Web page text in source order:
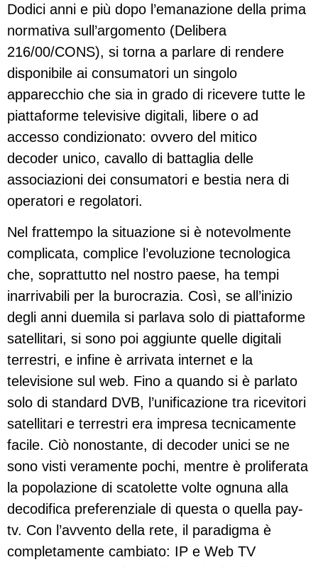
Dodici anni e più dopo l’emanazione della prima
normativa sull’argomento (Delibera
216/00/CONS), si torna a parlare di rendere
disponibile ai consumatori un singolo
apparecchio che sia in grado di ricevere tutte le
piattaforme televisive digitali, libere o ad
accesso condizionato: ovvero del mitico
decoder unico, cavallo di battaglia delle
associazioni dei consumatori e bestia nera di
operatori e regolatori.
Nel frattempo la situazione si è notevolmente
complicata, complice l’evoluzione tecnologica
che, soprattutto nel nostro paese, ha tempi
inarrivabili per la burocrazia. Così, se all’inizio
degli anni duemila si parlava solo di piattaforme
satellitari, si sono poi aggiunte quelle digitali
terrestri, e infine è arrivata internet e la
televisione sul web. Fino a quando si è parlato
solo di standard DVB, l’unificazione tra ricevitori
satellitari e terrestri era impresa tecnicamente
facile. Ciò nonostante, di decoder unici se ne
sono visti veramente pochi, mentre è proliferata
la popolazione di scatolette volte ognuna alla
decodifica preferenziale di questa o quella pay-
tv. Con l’avvento della rete, il paradigma è
completamente cambiato: IP e Web TV